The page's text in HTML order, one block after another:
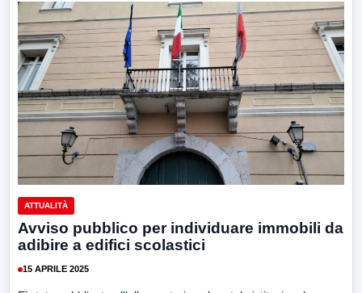
ATTUALITÀ
Avviso pubblico per individuare immobili da
adibire a edifici scolastici
15 APRILE 2025